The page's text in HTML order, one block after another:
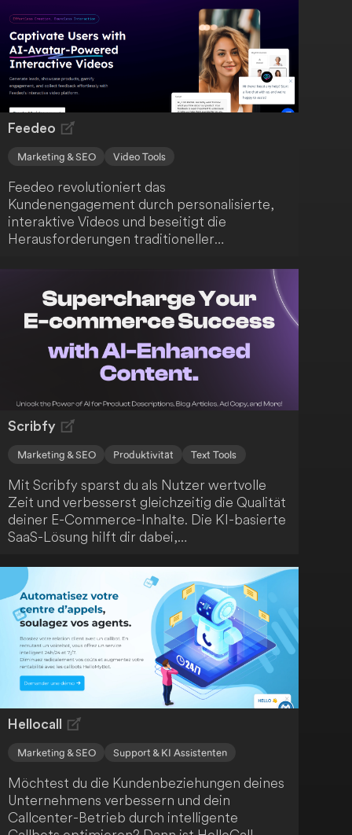
Bildunterschriften, Visuals und Hashtags
kannst du selbstbewusst und regelmäßig
posten und dich auf das Wachstum deines
Unternehmens konzentrieren.
Feedeo
Marketing & SEO Video Tools
Feedeo revolutioniert das
Kundenengagement durch personalisierte,
interaktive Videos und beseitigt die
Herausforderungen traditioneller
Funktionen, die Feedeo dir bietet.
Scribfy
Marketing & SEO Produktivität Text Tools
Mit Scribfy sparst du als Nutzer wertvolle
Zeit und verbesserst gleichzeitig die Qualität
deiner E-Commerce-Inhalte. Die KI-basierte
SaaS-Lösung hilft dir dabei,
Werbetexte zu generieren - ganz ohne
großen Aufwand.
Hellocall
Marketing & SEO Support & KI Assistenten
Möchtest du die Kundenbeziehungen deines
Unternehmens verbessern und dein
Callcenter-Betrieb durch intelligente